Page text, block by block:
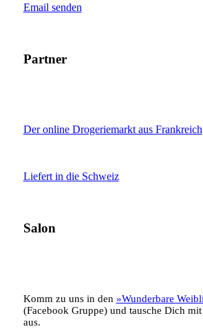
Email senden
Partner
Der online Drogeriemarkt aus Frankreich
Liefert in die Schweiz
Salon
Komm zu uns in den »Wunderbare
(Facebook Gruppe) und tausche Dich
aus.